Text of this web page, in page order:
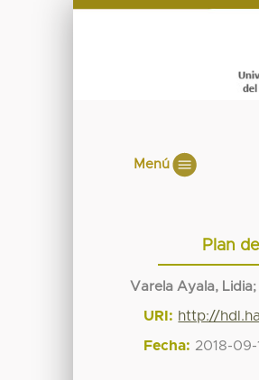
Menú
Plan
Varela Ayala, Lidia;
URI: http://
Fecha: 2018-09-